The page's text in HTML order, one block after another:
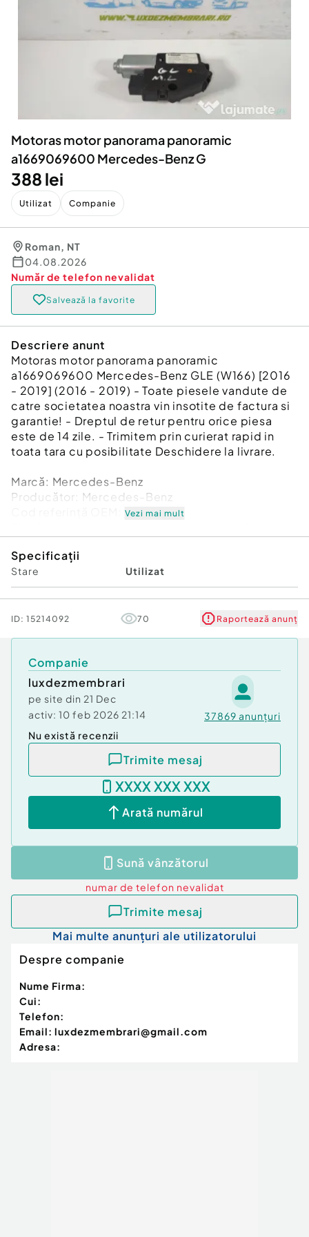
Animale de companie
Afaceri și echipamente profesionale
Inchiriere Bunuri si Vehicule
Utilaje agricole si industriale
Piese auto si accesorii
Motoras motor panorama panoramic
a1669069600 Mercedes-Benz G
388 lei
Utilizat Companie
Roman, NT
04.08.2026
Număr de telefon nevalidat
Salvează la favorite
Descriere anunt
Motoras motor panorama panoramic
a1669069600 Mercedes-Benz GLE (W166) [2016
- 2019] (2016 - 2019) - Toate piesele vandute de
catre societatea noastra vin insotite de factura si
garantie! - Dreptul de retur pentru orice piesa
este de 14 zile. - Trimitem prin curierat rapid in
toata tara cu posibilitate Deschidere la livrare.
Marcă: Mercedes-Benz
Producător: Mercedes-Benz
Cod referinţă OEM: 36175610
Garanție
Vezi mai mult
Specificații
Stare Utilizat
ID: 15214092 70 Raportează anunț
Companie
luxdezmembrari
pe site din 21 Dec
activ: 10 feb 2026 21:14 37869 anunțuri
Nu există recenzii
Trimite mesaj
XXXX XXX XXX
Arată numărul
Sună vânzătorul
numar de telefon nevalidat
Trimite mesaj
Mai multe anunțuri ale utilizatorului
Despre companie
Nume Firma:
Cui:
Telefon:
Email: luxdezmembrari@gmail.com
Adresa: